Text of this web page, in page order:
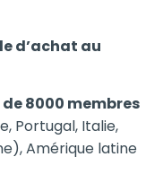
d’achat au
de 8000 membres
Portugal, Italie,
Amérique latine